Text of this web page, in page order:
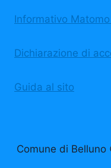
Informativo
Dichiarazione di
Guida al sito
Comune di